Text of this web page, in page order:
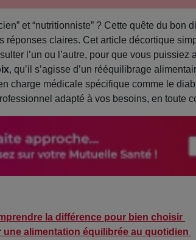
et “nutritionniste” ? Cette quête du bon
réponses claires. Cet article décortique
l’un ou l’autre, pour que vous puissiez
, qu’il s’agisse d’un rééquilibrage
charge médicale spécifique comme le
adapté à vos besoins, en toute
la différence pour bien choisir
une alimentation équilibrée au quotidien